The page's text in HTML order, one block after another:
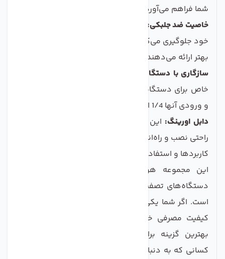
شما فراهم می‌آورد.
خاصیت ضد جلبکی:
خود جلوگیری می‌کنند و به شما آب تصفیه شده‌ای با طعم
بهتر ارائه می‌دهند.
سازگاری با دستگاه‌های تصفیه آب:
خاص برای دستگاه‌های تصفیه آب خانگی طراحی شده‌اند
و ورودی آنها 1/4 اینچ است.
دابل اورینگ: این فناوری علاوه بر جلوگیری از نشتی، به
راحتی نصب و راه‌اندازی نیز کمک می‌ک ند.
کاربردها و استفاده‌ها
این مجموعه هوزینگ مخصوصاً برای افرادی که از
دستگاه‌های تصفیه آب خانگی استفاده می‌کنند، مناسب
است. اگر شما یکی از کسانی هستید که به سلامت آب و
کیفیت مصرفی خود اهمیت می‌دهید، این هوزینگ‌ها
بهترین گزینه برای شما خواهند بود. همچنین، برای
کسانی که به دنبال تعویض و بهبود سیستم تصفیه آب